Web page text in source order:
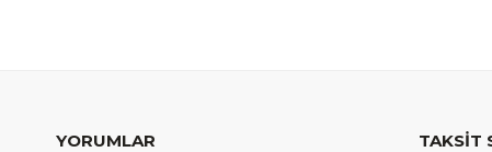
YORUMLAR TAKSIT